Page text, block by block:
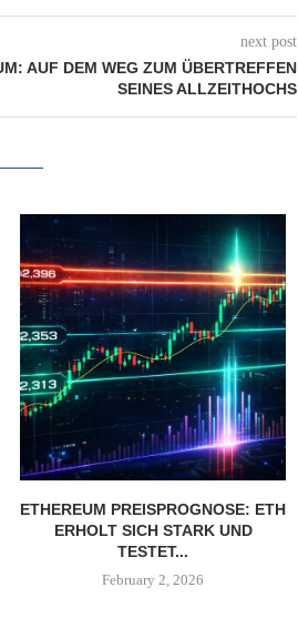
next post
AUF DEM WEG ZUM ÜBERTREFFEN
SEINES ALLZEITHOCHS
ETHEREUM PREISPROGNOSE: ETH
ERHOLT SICH STARK UND
TESTET...
February 2, 2026